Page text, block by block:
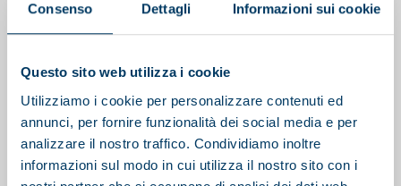
Consenso Dettagli Informazioni sui cookie
Questo sito web utilizza i cookie
Utilizziamo i cookie per personalizzare contenuti ed
annunci, per fornire funzionalità dei social media e per
analizzare il nostro traffico. Condividiamo inoltre
informazioni sul modo in cui utilizza il nostro sito con i
Cela pourrait vous intéresser